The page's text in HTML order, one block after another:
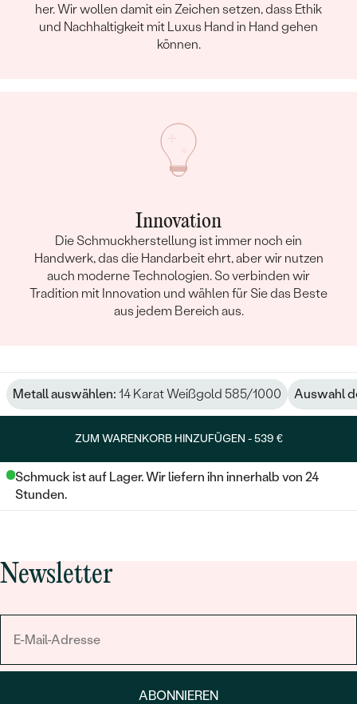
her. Wir wollen damit ein Zeichen setzen, dass Ethik
und Nachhaltigkeit mit Luxus Hand in Hand gehen
können.
Innovation
Die Schmuckherstellung ist immer noch ein
Handwerk, das die Handarbeit ehrt, aber wir nutzen
auch moderne Technologien. So verbinden wir
Tradition mit Innovation und wählen für Sie das Beste
aus jedem Bereich aus.
Metall auswählen: 14 Karat Weißgold 585/1000 Auswahl
ZUM WARENKORB HINZUFÜGEN -539 €
Schmuck ist auf Lager. Wir liefern ihn innerhalb von 24
Stunden.
Newsletter
ABONNIEREN